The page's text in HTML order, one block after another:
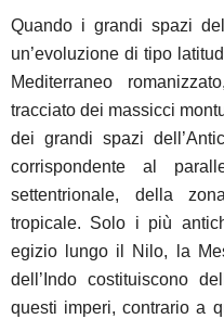
Quando i grandi spazi
un’evoluzione di tipo
Mediterraneo
tracciato dei massicci
dei grandi spazi
corrispondente al
settentrionale, della
tropicale. Solo i più
egizio lungo il Nilo, la
dell’Indo costituiscono
questi imperi, contrario a